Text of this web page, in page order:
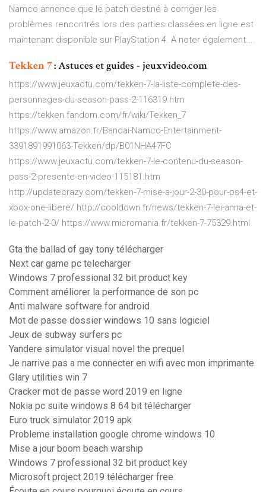
Namco annonce que le patch destiné à corriger les
problèmes rencontrés lors des parties classées en ligne est
maintenant disponible sur PlayStation 4. A noter également ...
Tekken7: Astuces et guides - jeuxvideo.com
https://www.jeuxactu.com/tekken-7-la-liste-complete-des-
personnages-du-season-pass-2-116319.htm
https://tekken.fandom.com/fr/wiki/Tekken_7
https://www.amazon.fr/Bandai-Namco-Entertainment-
3391891991063-Tekken/dp/B01NHA47FC
https://www.jeuxactu.com/tekken-7-le-contenu-du-season-
pass-2-presente-en-video-115181.htm
http://updatecrazy.com/tekken-7-mise-a-jour-2-30-pour-ps4-et-
xbox-one-libere/ http://cooldown.fr/news/tekken-7-lei-anna-et-
le-patch-2-0/ https://www.micromania.fr/tekken-7-75329.html
Gta the ballad of gay tony télécharger
Next car game pc telecharger
Windows 7 professional 32 bit product key
Comment améliorer la performance de son pc
Anti malware software for android
Mot de passe dossier windows 10 sans logiciel
Jeux de subway surfers pc
Yandere simulator visual novel the prequel
Je narrive pas a me connecter en wifi avec mon imprimante
Glary utilities win 7
Cracker mot de passe word 2019 en ligne
Nokia pc suite windows 8 64 bit télécharger
Euro truck simulator 2019 apk
Probleme installation google chrome windows 10
Mise a jour boom beach warship
Windows 7 professional 32 bit product key
Microsoft project 2019 télécharger free